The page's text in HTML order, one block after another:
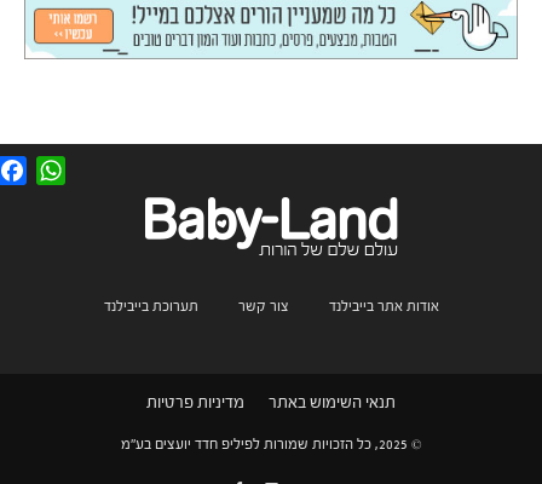
אודות אתר בייבילנד צור קשר תערוכת בייבילנד
תנאי השימוש באתר מדיניות פרטיות
© 2025, כל הזכויות שמורות לפיליפ חדד יועצים בע"מ
F
a
W
h